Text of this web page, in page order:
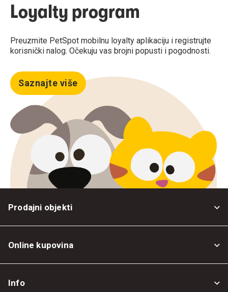
Loyalty program
Preuzmite PetSpot mobilnu loyalty aplikaciju i registrujte
korisnički nalog. Očekuju vas brojni popusti i pogodnosti.
Saznajte više
Prodajni objekti
Online kupovina
Info